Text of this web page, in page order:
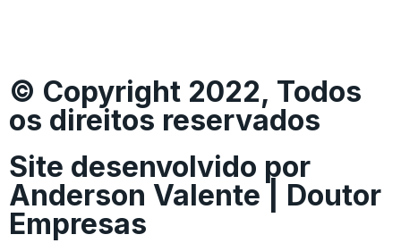
© Copyright 2022, Todos
os direitos reservados
Site desenvolvido por
Anderson Valente | Doutor
Empresas